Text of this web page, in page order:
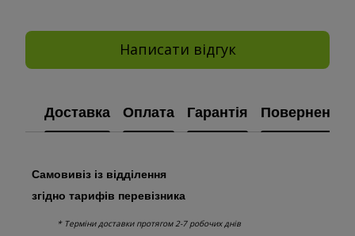
Написати відгук
Доставка Оплата Гарантія Повернення
Самовивіз із відділення
згідно тарифів перевізника
* Терміни доставки протягом 2-7 робочих днів